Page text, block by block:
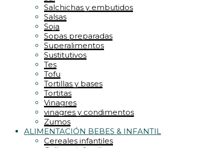
Salchichas y embutidos
Salsas
Soja
Sopas preparadas
Superalimentos
Sustitutivos
Tes
Tofu
Tortillas y bases
Tortitas
Vinagres
vinagres y condimentos
Zumos
ALIMENTACIÓN BEBES & INFANTIL
Cereales infantiles